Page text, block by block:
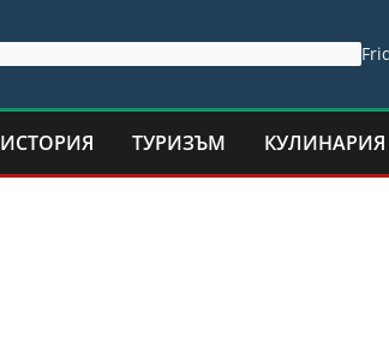
ИСТОРИЯ ТУРИЗЪМ КУЛИНАРИЯ